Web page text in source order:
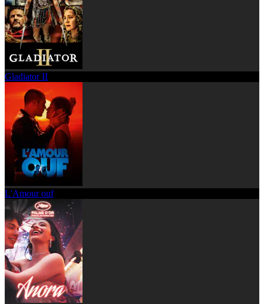
Gladiator II
L'Amour ouf